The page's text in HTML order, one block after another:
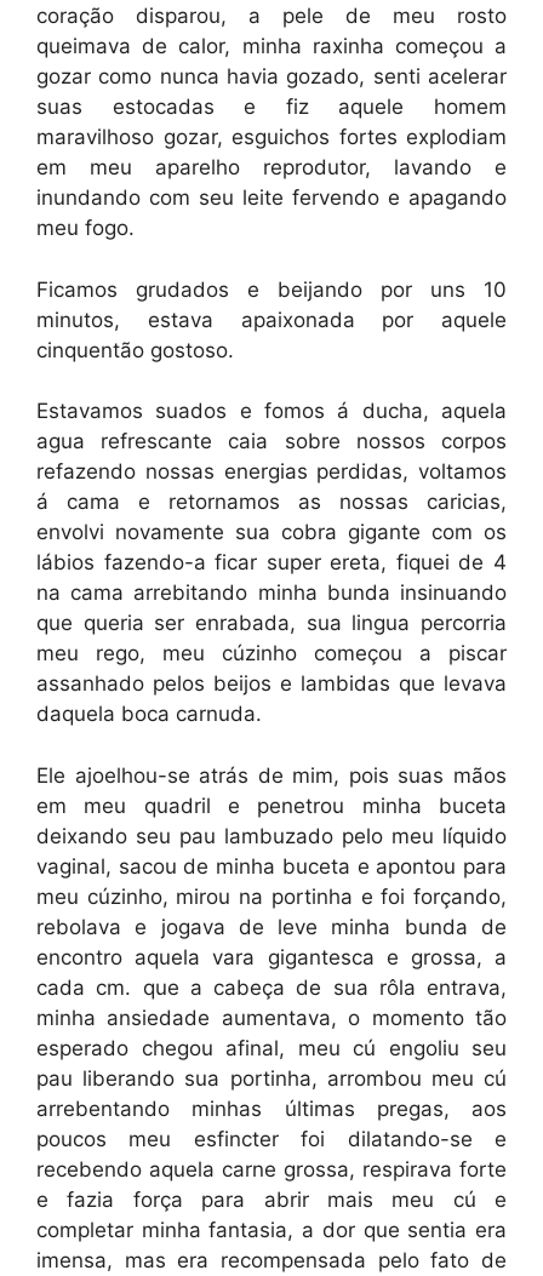
coração disparou, a pele de meu rosto
queimava de calor, minha raxinha começou a
gozar como nunca havia gozado, senti acelerar
suas estocadas e fiz aquele homem
maravilhoso gozar, esguichos fortes explodiam
em meu aparelho reprodutor, lavando e
inundando com seu leite fervendo e apagando
meu fogo.
Ficamos grudados e beijando por uns 10
minutos, estava apaixonada por aquele
cinquentão gostoso.
Estavamos suados e fomos á ducha, aquela
agua refrescante caia sobre nossos corpos
refazendo nossas energias perdidas, voltamos
á cama e retornamos as nossas caricias,
envolvi novamente sua cobra gigante com os
lábios fazendo-a ficar super ereta, fiquei de 4
na cama arrebitando minha bunda insinuando
que queria ser enrabada, sua lingua percorria
meu rego, meu cúzinho começou a piscar
assanhado pelos beijos e lambidas que levava
daquela boca carnuda.
Ele ajoelhou-se atrás de mim, pois suas mãos
em meu quadril e penetrou minha buceta
deixando seu pau lambuzado pelo meu líquido
vaginal, sacou de minha buceta e apontou para
meu cúzinho, mirou na portinha e foi forçando,
rebolava e jogava de leve minha bunda de
encontro aquela vara gigantesca e grossa, a
cada cm. que a cabeça de sua rôla entrava,
minha ansiedade aumentava, o momento tão
esperado chegou afinal, meu cú engoliu seu
pau liberando sua portinha, arrombou meu cú
arrebentando minhas últimas pregas, aos
poucos meu esfincter foi dilatando-se e
recebendo aquela carne grossa, respirava forte
e fazia força para abrir mais meu cú e
completar minha fantasia, a dor que sentia era
imensa, mas era recompensada pelo fato de